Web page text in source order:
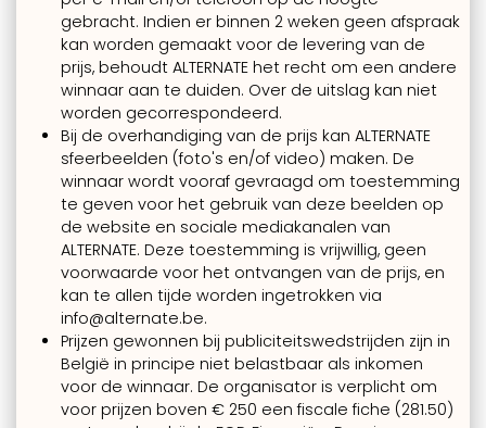
gebracht. Indien er binnen 2 weken geen afspraak
kan worden gemaakt voor de levering van de
prijs, behoudt ALTERNATE het recht om een andere
winnaar aan te duiden. Over de uitslag kan niet
worden gecorrespondeerd.
Bij de overhandiging van de prijs kan ALTERNATE
sfeerbeelden (foto's en/of video) maken. De
winnaar wordt vooraf gevraagd om toestemming
te geven voor het gebruik van deze beelden op
de website en sociale mediakanalen van
ALTERNATE. Deze toestemming is vrijwillig, geen
voorwaarde voor het ontvangen van de prijs, en
kan te allen tijde worden ingetrokken via
info@alternate.be.
Prijzen gewonnen bij publiciteitswedstrijden zijn in
België in principe niet belastbaar als inkomen
voor de winnaar. De organisator is verplicht om
voor prijzen boven € 250 een fiscale fiche (281.50)